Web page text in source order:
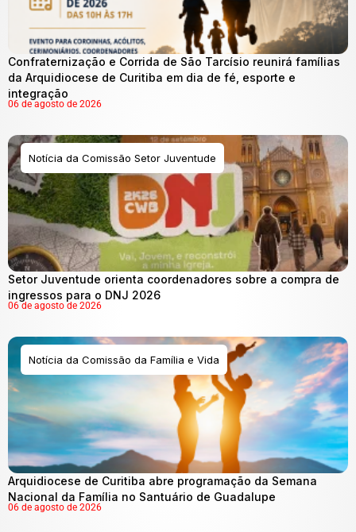
Confraternização e Corrida de São Tarcísio reunirá famílias
da Arquidiocese de Curitiba em dia de fé, esporte e
integração
06 de agosto de 2026
Notícia da Comissão Setor Juventude
Setor Juventude orienta coordenadores sobre a compra de
ingressos para o DNJ 2026
06 de agosto de 2026
Notícia da Comissão da Família e Vida
Arquidiocese de Curitiba abre programação da Semana
Nacional da Família no Santuário de Guadalupe
06 de agosto de 2026